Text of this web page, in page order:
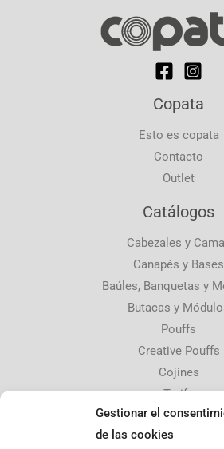
Gestionar el
de las cookies
Copata
Esto es copata
Contacto
Outlet
Catálogos
Cabezales y
Canapés y Bases
Baúles, Banquetas y
Butacas y
Pouffs
Creative Pouffs
Cojines
Tarifa
Contacta con